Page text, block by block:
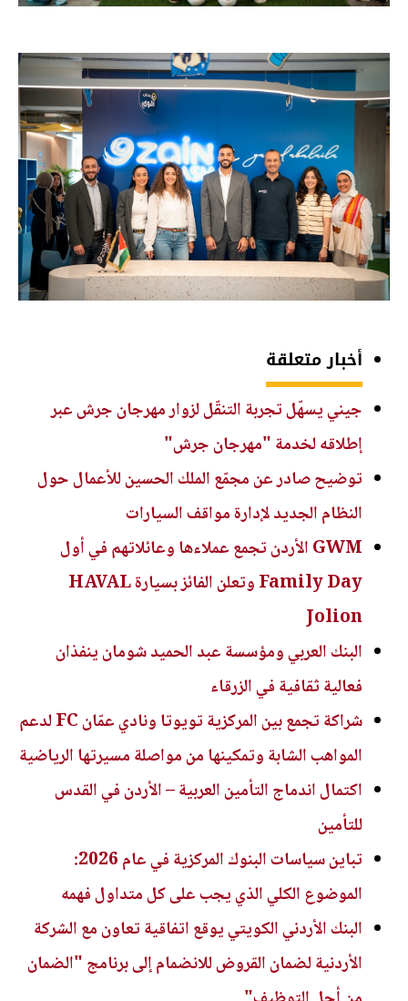
أخبار متعلقة
جيني يسهّل تجربة التنقّل لزوار مهرجان جرش عبر
إطلاقه لخدمة "مهرجان جرش"
توضيح صادر عن مجمّع الملك الحسين للأعمال حول
النظام الجديد لإدارة مواقف السيارات
GWM الأردن تجمع عملاءها وعائلاتهم في أول
Family Day وتعلن الفائز بسيارة HAVAL
Jolion
البنك العربي ومؤسسة عبد الحميد شومان ينفذان
فعالية ثقافية في الزرقاء
شراكة تجمع بين المركزية تويوتا ونادي عمّان FC لدعم
المواهب الشابة وتمكينها من مواصلة مسيرتها الرياضية
اكتمال اندماج التأمين العربية – الأردن في القدس
للتأمين
تباين سياسات البنوك المركزية في عام 2026:
الموضوع الكلي الذي يجب على كل متداول فهمه
البنك الأردني الكويتي يوقع اتفاقية تعاون مع الشركة
الأردنية لضمان القروض للانضمام إلى برنامج "الضمان